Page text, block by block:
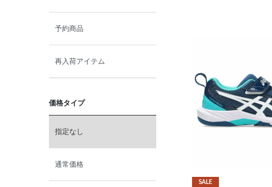
7.0cm
予約商品
再入荷アイテム
価格タイプ
指定なし
通常価格
SALE